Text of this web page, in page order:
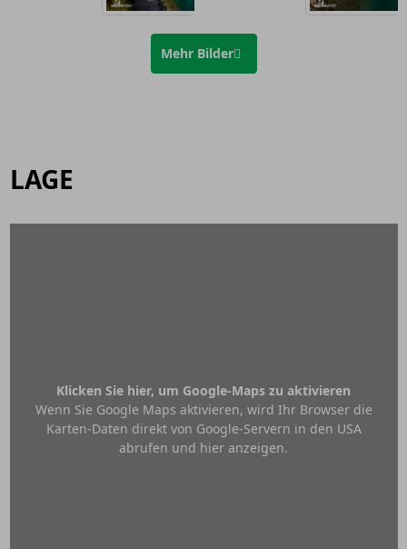
Mehr Bilder
LAGE
Klicken Sie hier, um Google-Maps zu aktivieren
Wenn Sie Google Maps aktivieren, wird Ihr Browser die
Karten-Daten direkt von Google-Servern in den USA
abrufen und hier anzeigen.